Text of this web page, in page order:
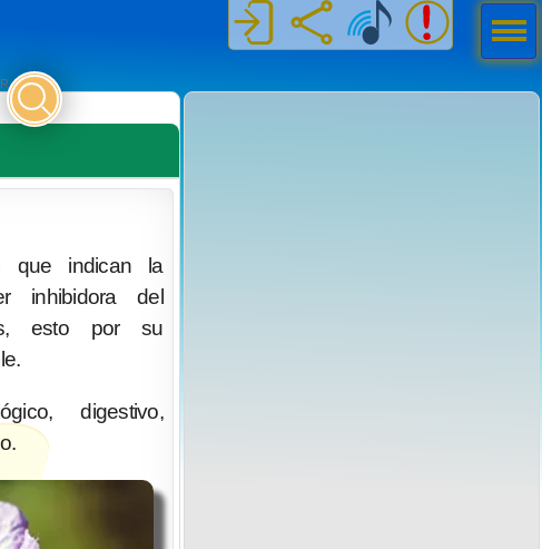
que indican la
inhibidora del
esto por su
digestivo,
Men
ú